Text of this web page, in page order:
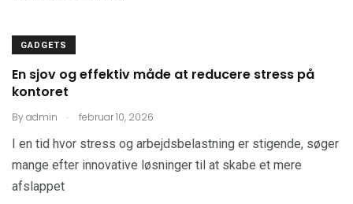
GADGETS
En sjov og effektiv måde at reducere stress på
kontoret
Byadmin . februar 10, 2026
I en tid hvor stress og arbejdsbelastning er stigende, søger
mange efter innovative løsninger til at skabe et mere
afslappet